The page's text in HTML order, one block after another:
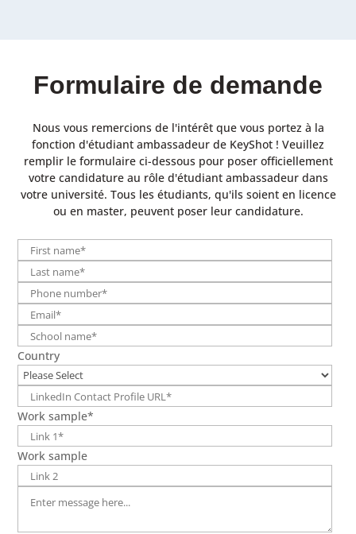
Formulaire de demande
Nous vous remercions de l'intérêt que vous portez à la
fonction d'étudiant ambassadeur de KeyShot ! Veuillez
remplir le formulaire ci-dessous pour poser officiellement
votre candidature au rôle d'étudiant ambassadeur dans
votre université. Tous les étudiants, qu'ils soient en licence
ou en master, peuvent poser leur candidature.
Country
Work sample*
Work sample